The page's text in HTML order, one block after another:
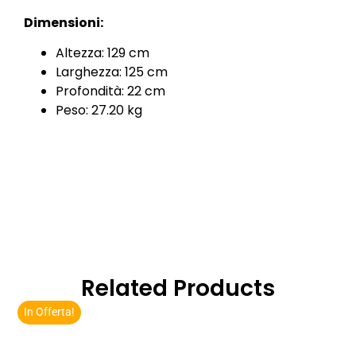
Dimensioni:
Altezza: 129 cm
Larghezza: 125 cm
Profondità: 22 cm
Peso: 27.20 kg
Related Products
In Offerta!